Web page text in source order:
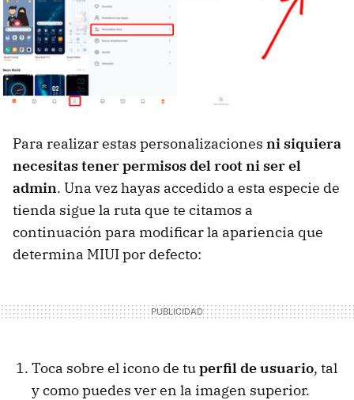
Para realizar estas personalizaciones ni siquiera
necesitas tener permisos del root ni ser el
admin. Una vez hayas accedido a esta especie de
tienda sigue la ruta que te citamos a
continuación para modificar la apariencia que
determina MIUI por defecto:
Toca sobre el icono de tuperfil de usuario, tal
y como puedes ver en la imagen superior.